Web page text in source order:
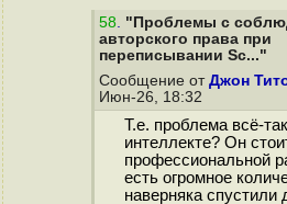
58. "Проблемы с
авторского права при
переписывании Sc..."
Сообщение от Джон
Июн-26, 18:32
Т.е. проблема всё-
интеллекте? Он
профессиональной
есть огромное
наверняка спустили